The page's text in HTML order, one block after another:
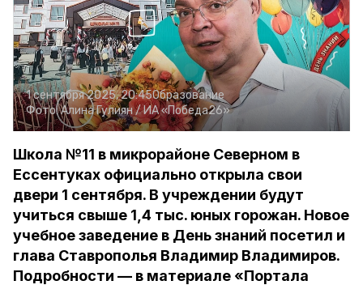
1 сентября 2025, 20:45Образование
Фото:Алина Гулиян /ИА «Победа26»
Школа №11 в микрорайоне Северном в
Ессентуках официально открыла свои
двери 1 сентября. В учреждении будут
учиться свыше 1,4 тыс. юных горожан. Новое
учебное заведение в День знаний посетил и
глава Ставрополья Владимир Владимиров.
Подробности — в материале «Портала